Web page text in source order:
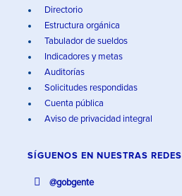
Directorio
Estructura orgánica
Tabulador de sueldos
Indicadores y metas
Auditorías
Solicitudes respondidas
Cuenta pública
Aviso de privacidad integral
SÍGUENOS EN NUESTRAS REDES
@gobgente